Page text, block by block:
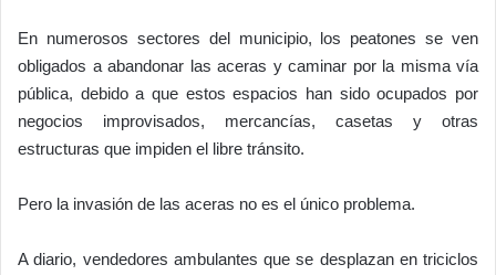
En numerosos sectores del municipio, los peatones se ven
obligados a abandonar las aceras y caminar por la misma vía
pública, debido a que estos espacios han sido ocupados por
negocios improvisados, mercancías, casetas y otras
estructuras que impiden el libre tránsito.
Pero la invasión de las aceras no es el único problema.
A diario, vendedores ambulantes que se desplazan en triciclos